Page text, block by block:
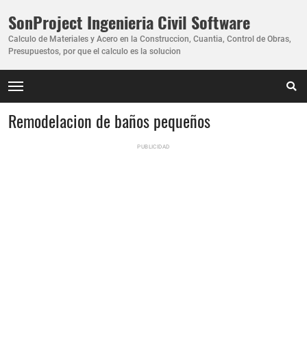
SonProject Ingenieria Civil Software
Calculo de Materiales y Acero en la Construccion, Cuantia, Control de Obras,
Presupuestos, por que el calculo es la solucion
Remodelacion de baños pequeños